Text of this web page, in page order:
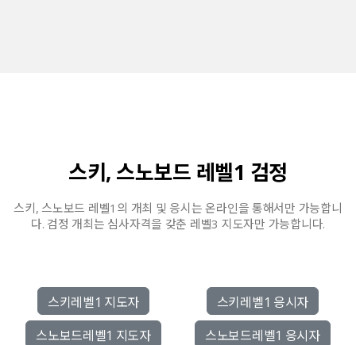
스키, 스노보드 레벨1 검정
스키, 스노보드 레벨1의 개최 및 응시는 온라인을 통해서만 가능합니
다. 검정 개최는 심사자격을 갖춘 레벨3 지도자만 가능합니다.
스키레벨1 지도자
스키레벨1 응시자
스노보드레벨1 지도자
스노보드레벨1 응시자